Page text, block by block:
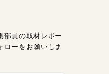
部員の取材レポー
ローをお願いしま